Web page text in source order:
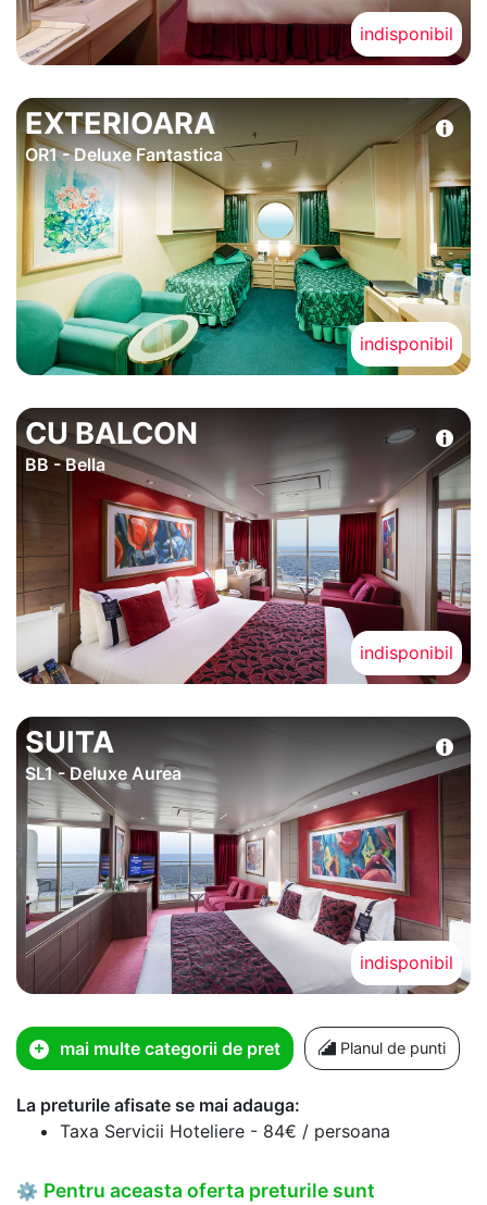
indisponibil
EXTERIOARA
OR1 - Deluxe Fantastica
indisponibil
CU BALCON
BB - Bella
indisponibil
SUITA
SL1 - Deluxe Aurea
indisponibil
mai multe categorii de pret Planul de punti
La preturile afisate se mai adauga:
Taxa Servicii Hoteliere - 84€ / persoana
⚙ Pentru aceasta oferta preturile sunt